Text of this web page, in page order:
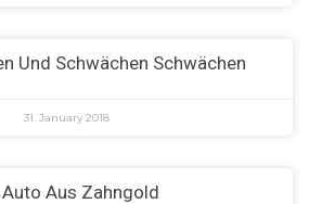
Und Schwächen Schwächen
31. January 2018
Auto Aus Zahngold